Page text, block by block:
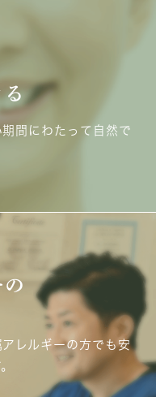
間にわたって自然で
レルギーの方でも安